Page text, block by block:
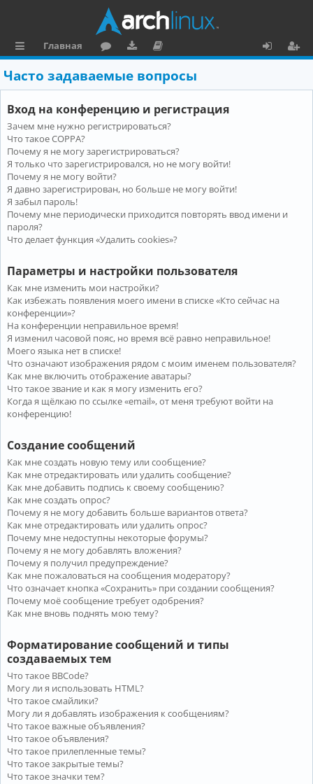
ы
л
к
и
Главная
ру
м
ру
зк
и
ку
м
е
н
та
ц
и
я
о
и
Часто задаваемые вопросы
Вход на конференцию и регистрация
Зачем мне нужно регистрироваться?
Что такое COPPA?
Почему я не могу зарегистрироваться?
Я только что зарегистрировался, но не могу войти!
Почему я не могу войти?
Я давно зарегистрирован, но больше не могу войти!
Я забыл пароль!
Почему мне периодически приходится повторять ввод имени и
пароля?
Что делает функция «Удалить cookies»?
Параметры и настройки пользователя
Как мне изменить мои настройки?
Как избежать появления моего имени в списке «Кто сейчас на
конференции»?
На конференции неправильное время!
Я изменил часовой пояс, но время всё равно неправильное!
Моего языка нет в списке!
Что означают изображения рядом с моим именем пользователя?
Как мне включить отображение аватары?
Что такое звание и как я могу изменить его?
Когда я щёлкаю по ссылке «email», от меня требуют войти на
конференцию!
Создание сообщений
Как мне создать новую тему или сообщение?
Как мне отредактировать или удалить сообщение?
Как мне добавить подпись к своему сообщению?
Как мне создать опрос?
Почему я не могу добавить больше вариантов ответа?
Как мне отредактировать или удалить опрос?
Почему мне недоступны некоторые форумы?
Почему я не могу добавлять вложения?
Почему я получил предупреждение?
Как мне пожаловаться на сообщения модератору?
Что означает кнопка «Сохранить» при создании сообщения?
Почему моё сообщение требует одобрения?
Как мне вновь поднять мою тему?
Форматирование сообщений и типы
создаваемых тем
Что такое BBCode?
Могу ли я использовать HTML?
Что такое смайлики?
Могу ли я добавлять изображения к сообщениям?
Что такое важные объявления?
Что такое объявления?
Что такое прилепленные темы?
Что такое закрытые темы?
Что такое значки тем?